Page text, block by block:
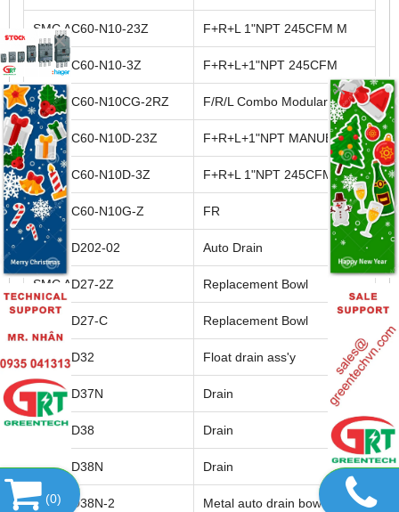
SMC AC60-N10-23Z F+R+L 1"NPT 245CFM M
SMC AC60-N10-3Z F+R+L+1"NPT 245CFM
SMC AC60-N10CG-2RZ F/R/L Combo Modular
SMC AC60-N10D-23Z F+R+L+1"NPT MANUEL
SMC AC60-N10D-3Z F+R+L 1"NPT 245CFM A
SMC AC60-N10G-Z FR
SMC AD202-02 Auto Drain
SMC AD27-2Z Replacement Bowl
SMC AD27-C Replacement Bowl
SMC AD32 Float drain ass'y
SMC AD37N Drain
SMC AD38 Drain
SMC AD38N Drain
SMC AD38N-2 Metal auto drain bowl
(0)